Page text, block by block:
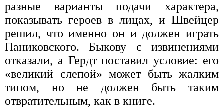
разные варианты подачи характера,
показывать героев в лицах, и Швейцер
решил, что именно он и должен играть
Паниковского. Быкову с извинениями
отказали, а Гердт поставил условие: его
«великий слепой» может быть жалким
типом, но не должен быть таким
отвратительным, как в книге.